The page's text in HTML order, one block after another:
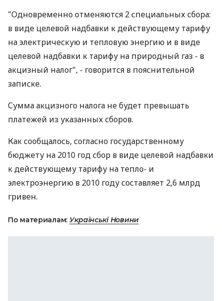
"Одновременно отменяются 2 специальных сбора:
в виде целевой надбавки к действующему тарифу
на электрическую и тепловую энергию и в виде
целевой надбавки к тарифу на природный газ - в
акцизный налог", - говорится в пояснительной
записке.
Сумма акцизного налога не будет превышать
платежей из указанных сборов.
Как сообщалось, согласно государственному
бюджету на 2010 год сбор в виде целевой надбавки
к действующему тарифу на тепло- и
электроэнергию в 2010 году составляет 2,6 млрд
гривен.
По материалам: Українські Новини